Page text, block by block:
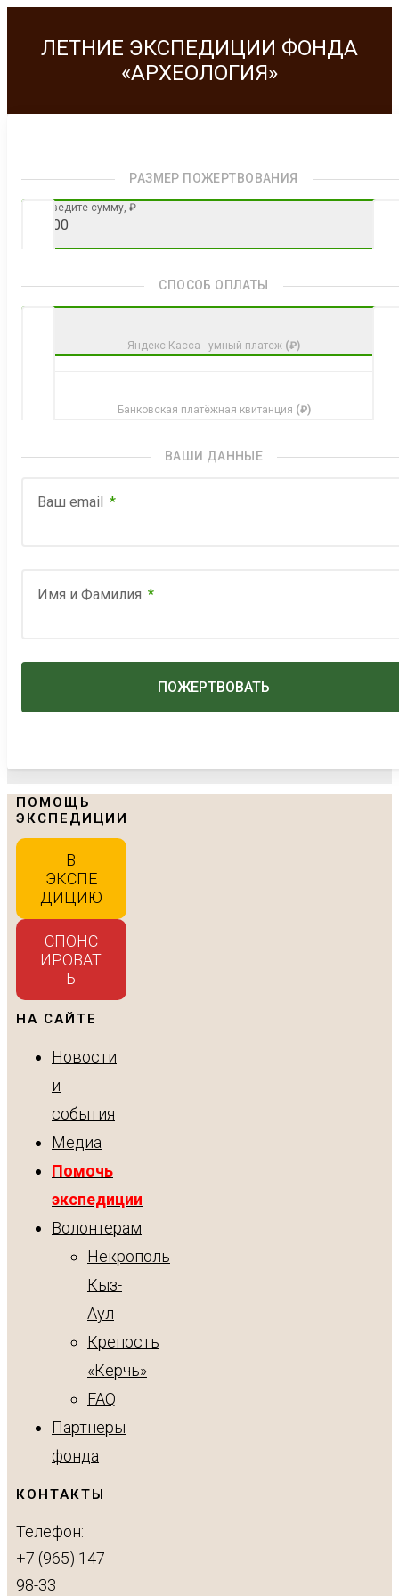
контентуЛЕТНИЕ ЭКСПЕДИЦИИ ФОНДА
«АРХЕОЛОГИЯ»
РАЗМЕР ПОЖЕРТВОВАНИЯ
Введите сумму, ₽
СПОСОБ ОПЛАТЫ
Яндекс.Касса - умный платеж (₽)
Банковская платёжная квитанция (₽)
ВАШИ ДАННЫЕ
Ваш email
Имя и Фамилия
ПОМОЩЬ
ЭКСПЕДИЦИИ
В
ЭКСПЕ
ДИЦИЮ
СПОНС
ИРОВАТ
Ь
НА САЙТЕ
Новости
и
события
Медиа
Помочь
экспедиции
Волонтерам
Некрополь
Кыз-
Аул
Крепость
«Керчь»
FAQ
Партнеры
фонда
КОНТАКТЫ
Телефон:
+7 (965) 147-
98-33